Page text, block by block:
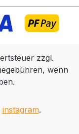
zzgl.
wenn
instagram.